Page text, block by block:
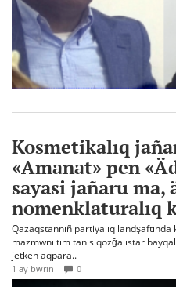
Kosmetikalıq
«Amanat» pen
sayasi jañaru ma,
nomenklaturalıq
Qazaqstannıñ partiyalıq
mazmwnı tım tanıs qozğalıstar
jetken aqpara..
1 ay bwrın 0